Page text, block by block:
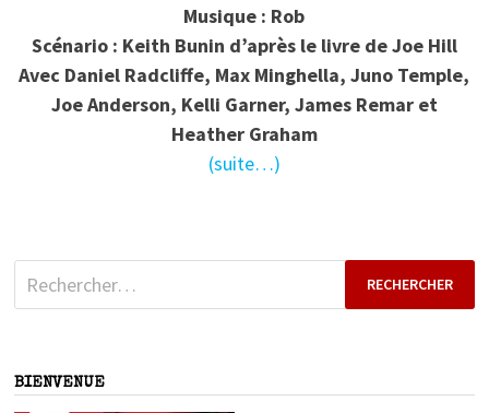
Musique : Rob
Scénario : Keith Bunin d’après le livre de Joe Hill
Avec Daniel Radcliffe, Max Minghella, Juno Temple,
Joe Anderson, Kelli Garner, James Remar et
Heather Graham
(suite…)
Rechercher :
BIENVENUE